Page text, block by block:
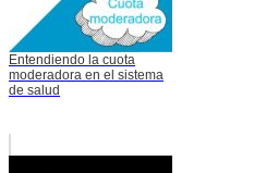
Entendiendo la cuota
moderadora en el sistema
de salud